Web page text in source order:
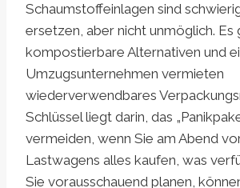
Schaumstoffeinlagen sind
ersetzen, aber nicht unmöglich. Es
kompostierbare Alternativen und
Umzugsunternehmen vermieten
wiederverwendbares
Schlüssel liegt darin, das
vermeiden, wenn Sie am Abend
Lastwagens alles kaufen, was
Sie vorausschauend planen,